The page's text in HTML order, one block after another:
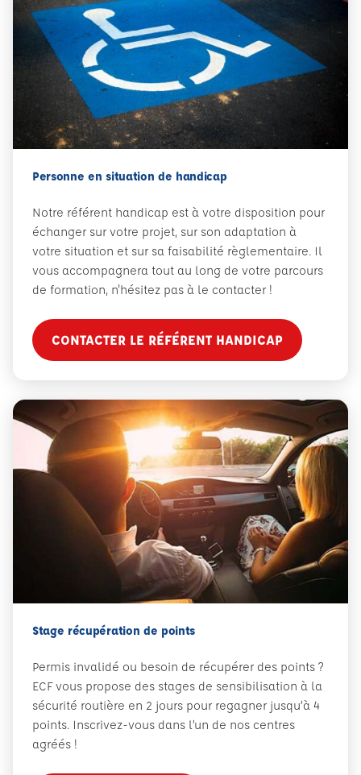
Personne en situation de handicap
Notre référent handicap est à votre disposition pour
échanger sur votre projet, sur son adaptation à
votre situation et sur sa faisabilité règlementaire. Il
vous accompagnera tout au long de votre parcours
de formation, n'hésitez pas à le contacter !
CONTACTER LE RÉFÉRENT HANDICAP
Stage récupération de points
Permis invalidé ou besoin de récupérer des points ?
ECF vous propose des stages de sensibilisation à la
sécurité routière en 2 jours pour regagner jusqu’à 4
points. Inscrivez-vous dans l’un de nos centres
agréés !